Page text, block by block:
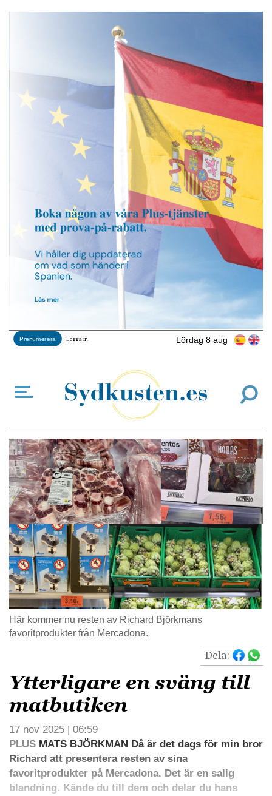
Lördag 8 aug
Prenumerera Logga in
Här kommer nu resten av Richard Björkmans
favoritprodukter från Mercadona.
Dela:
Ytterligare en sväng till
matbutiken
17 nov 2025 | 06:59
PLUS MATS BJÖRKMAN Då är det dags för min bror
Richard att presentera resten av sina
favoritprodukter på Mercadona. Det är en salig
blandning. Kände du till dem och delar du hans